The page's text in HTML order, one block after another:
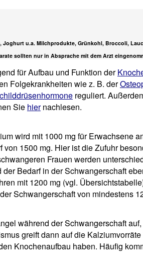
Joghurt u.a. Milchprodukte, Grünkohl, Broccoli,
sollten nur in Absprache mit dem Arzt
für Aufbau und Funktion der
Folgekrankheiten wie z. B. der
reguliert.
Sie hiernachlesen.
wird mit 1000 mg für Erwachsene
von 1500 mg. Hier ist die Zufuhr
Frauen werden
Bedarf in der Schwangerschaft
mit 1200 mg (vgl.
Schwangerschaft von mindestens
während der Schwangerschaft
greift dann auf die
Knochenaufbau haben. Häufig